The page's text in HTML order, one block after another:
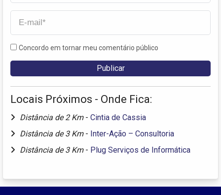
Concordo em tornar meu comentário público
Locais Próximos - Onde Fica:
Distância de 2 Km - Cintia de Cassia
Distância de 3 Km - Inter-Ação – Consultoria
Distância de 3 Km - Plug Serviços de Informática